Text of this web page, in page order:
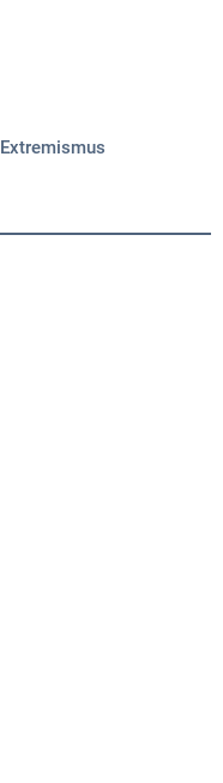
Extremismus